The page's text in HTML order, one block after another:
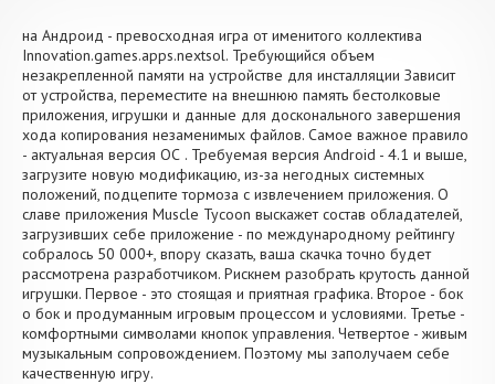
на Андроид - превосходная игра от именитого коллектива
Innovation.games.apps.nextsol. Требующийся объем
незакрепленной памяти на устройстве для инсталляции Зависит
от устройства, переместите на внешнюю память бестолковые
приложения, игрушки и данные для досконального завершения
хода копирования незаменимых файлов. Самое важное правило
- актуальная версия ОС . Требуемая версия Android - 4.1 и выше,
загрузите новую модификацию, из-за негодных системных
положений, подцепите тормоза с извлечением приложения. О
славе приложения Muscle Tycoon выскажет состав обладателей,
загрузивших себе приложение - по международному рейтингу
собралось 50 000+, впору сказать, ваша скачка точно будет
рассмотрена разработчиком. Рискнем разобрать крутость данной
игрушки. Первое - это стоящая и приятная графика. Второе - бок
о бок и продуманным игровым процессом и условиями. Третье -
комфортными символами кнопок управления. Четвертое - живым
музыкальным сопровождением. Поэтому мы заполучаем себе
качественную игру.